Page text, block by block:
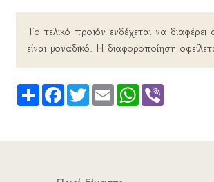
Το τελικό προϊόν ενδέχεται να
είναι μοναδικό. Η διαφοροποίηση
Share FacebookTwitterEmail WhatsApp